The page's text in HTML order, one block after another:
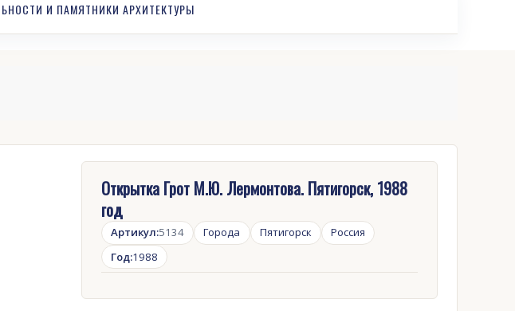
И ПАМЯТНИКИ АРХИТЕКТУРЫ
Открытка Грот М.Ю. Лермонтова. Пятигорск, 1988
год
Артикул:5134 Города Пятигорск
Россия
Год:1988